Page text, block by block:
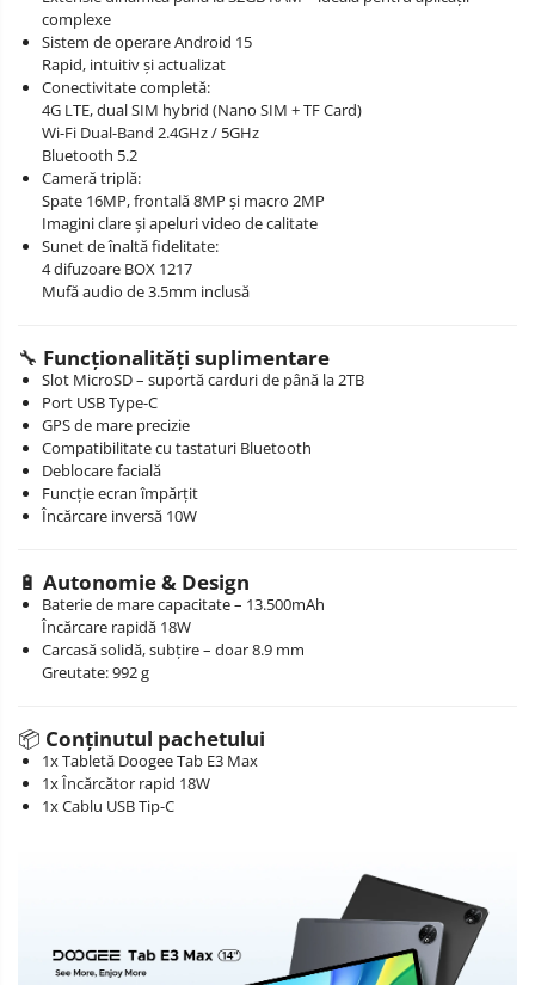
complexe
Sistem de operare Android 15
Rapid, intuitiv și actualizat
Conectivitate completă:
4G LTE, dual SIM hybrid (Nano SIM + TF Card)
Wi-Fi Dual-Band 2.4GHz / 5GHz
Bluetooth 5.2
Cameră triplă:
Spate 16MP, frontală 8MP și macro 2MP
Imagini clare și apeluri video de calitate
Sunet de înaltă fidelitate:
4 difuzoare BOX 1217
Mufă audio de 3.5mm inclusă
🔧 Funcționalități suplimentare
Slot MicroSD – suportă carduri de până la 2TB
Port USB Type-C
GPS de mare precizie
Compatibilitate cu tastaturi Bluetooth
Deblocare facială
Funcție ecran împărțit
Încărcare inversă 10W
🔋 Autonomie & Design
Baterie de mare capacitate – 13.500mAh
Încărcare rapidă 18W
Carcasă solidă, subțire – doar 8.9 mm
Greutate: 992 g
📦 Conținutul pachetului
1x Tabletă Doogee Tab E3 Max
1x Încărcător rapid 18W
1x Cablu USB Tip-C